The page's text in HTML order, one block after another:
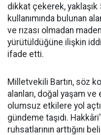
dikkat çekerek,
kullanımında bulunan
ve rızası olmadan
yürütüldüğüne ilişkin
ifade etti.
Milletvekili Bartın, söz
alanları, doğal yaşam
olumsuz etkilere yol
gündeme taşıdı.
ruhsatlarının arttığını